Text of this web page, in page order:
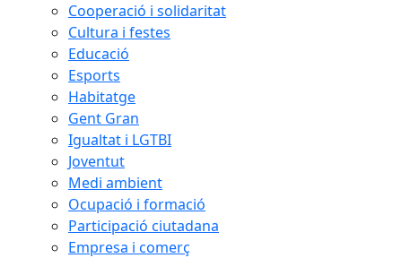
Cooperació i solidaritat
Cultura i festes
Educació
Esports
Habitatge
Gent Gran
Igualtat i LGTBI
Joventut
Medi ambient
Ocupació i formació
Participació ciutadana
Empresa i comerç